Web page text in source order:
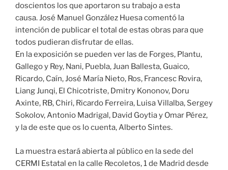
doscientos los que aportaron su trabajo a esta
causa. José Manuel González Huesa comentó la
intención de publicar el total de estas obras para que
todos pudieran disfrutar de ellas.
En la exposición se pueden ver las de Forges, Plantu,
Gallego y Rey, Nani, Puebla, Juan Ballesta, Guaico,
Ricardo, Caín, José María Nieto, Ros, Francesc Rovira,
Liang Junqi, El Chicotriste, Dmitry Kononov, Doru
Axinte, RB, Chiri, Ricardo Ferreira, Luisa Villalba, Sergey
Sokolov, Antonio Madrigal, David Goytia y Omar Pérez,
y la de este que os lo cuenta, Alberto Sintes.
La muestra estará abierta al público en la sede del
CERMI Estatal en la calle Recoletos, 1 de Madrid desde